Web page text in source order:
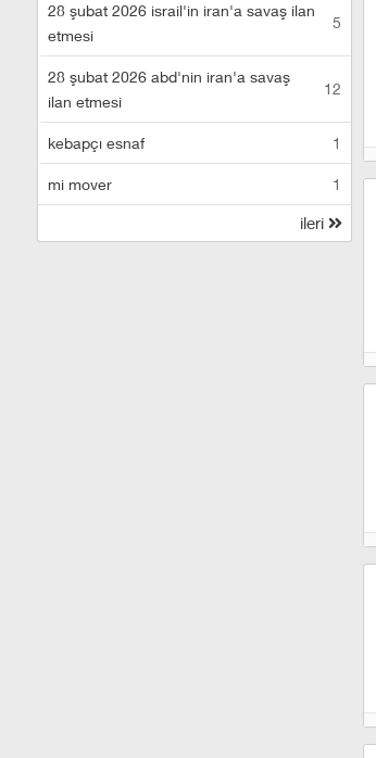
28 şubat 2026 israil'in iran'a savaş ilan
etmesi
5
28 şubat 2026 abd'nin iran'a savaş
ilan etmesi
12
kebapçı esnaf 1
mi mover 1
ileri